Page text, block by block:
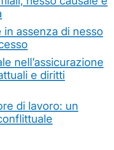
assenza di nesso
nell’assicurazione
e diritti
di lavoro: un